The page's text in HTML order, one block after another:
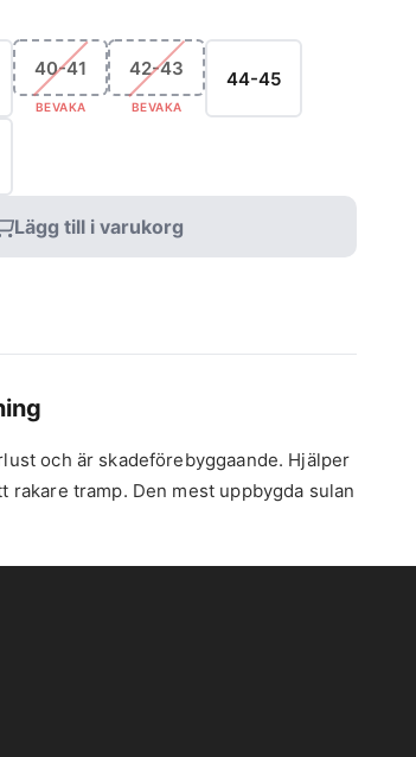
40-41
BEVAKA
42-43
BEVAKA
44-45
Lägg till i varukorg
och är skadeförebyggaande. Hjälper
rakare tramp. Den mest uppbygda sulan